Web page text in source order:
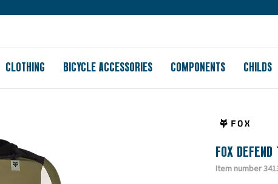
CLOTHING BICYCLE ACCESSORIES COMPONENTS CHILDS
FOX DEFEND
Item number